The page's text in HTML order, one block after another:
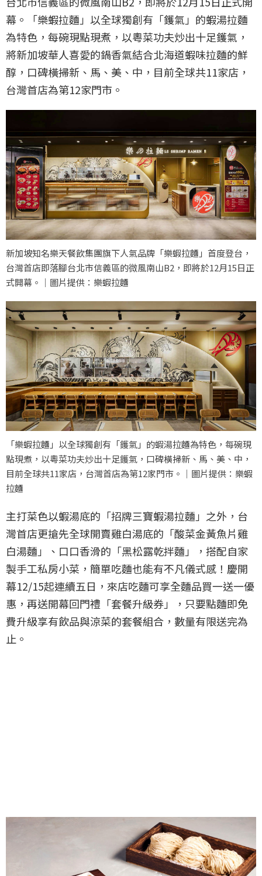
幕。「樂蝦拉麵」以全球獨創有「鑊氣」的蝦湯拉麵
為特色，每碗現點現煮，以粵菜功夫炒出十足鑊氣，
將新加坡華人喜愛的鍋香氣結合北海道蝦味拉麵的鮮
醇，口碑橫掃新、馬、美、中，目前全球共11家店，
台灣首店為第12家門市。
新加坡知名樂天餐飲集團旗下人氣品牌「樂蝦拉麵」首度登台，
台灣首店即落腳台北市信義區的微風南山B2，即將於12月15日正
式開幕。｜圖片提供：樂蝦拉麵
「樂蝦拉麵」以全球獨創有「鑊氣」的蝦湯拉麵為特色，每碗現
點現煮，以粵菜功夫炒出十足鑊氣，口碑橫掃新、馬、美、中，
目前全球共11家店，台灣首店為第12家門市。｜圖片提供：樂蝦
拉麵
主打菜色以蝦湯底的「招牌三寶蝦湯拉麵」之外，台
灣首店更搶先全球開賣雞白湯底的「酸菜金黃魚片雞
白湯麵」、口口香滑的「黑松露乾拌麵」，搭配自家
製手工私房小菜，簡單吃麵也能有不凡儀式感！慶開
幕12/15起連續五日，來店吃麵可享全麵品買一送一優
惠，再送開幕回門禮「套餐升級券」，只要點麵即免
費升級享有飲品與涼菜的套餐組合，數量有限送完為
止。